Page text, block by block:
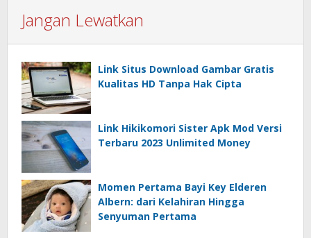
Jangan Lewatkan
Link Situs Download Gambar Gratis
Kualitas HD Tanpa Hak Cipta
Link Hikikomori Sister Apk Mod Versi
Terbaru 2023 Unlimited Money
Momen Pertama Bayi Key Elderen
Albern: dari Kelahiran Hingga
Senyuman Pertama